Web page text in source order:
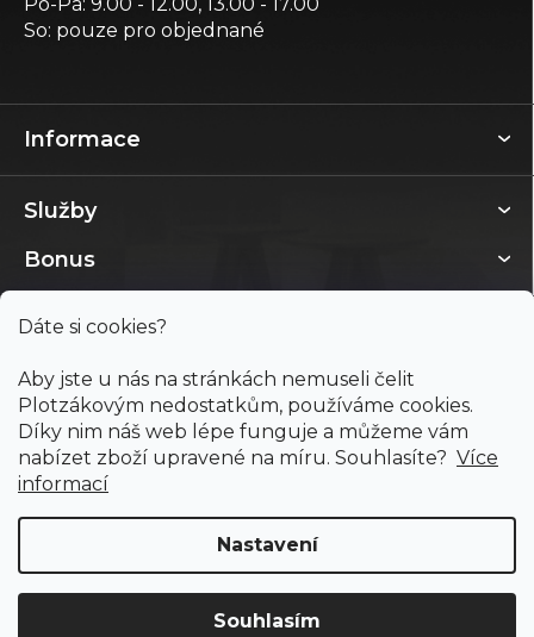
Dáte si cookies?
Aby jste u nás na stránkách nemuseli čelit
Plotzákovým nedostatkům, používáme cookies.
Díky nim náš web lépe funguje a můžeme vám
nabízet zboží upravené na míru. Souhlasíte? Více
informací
Nastavení
Souhlasím
Informace
Služby
Bonus
So: pouze pro objednané
Copyright 2026PODLAHY PLOTZ s.r.o.. Všechna práva